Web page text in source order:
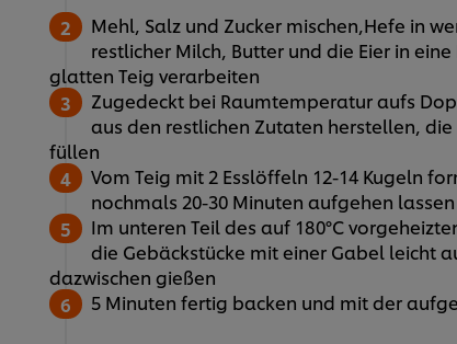
Mehl, Salz und Zucker mischen,Hefe in
restlicher Milch, Butter und die Eier in
glatten Teig verarbeiten
Zugedeckt bei Raumtemperatur aufs
aus den restlichen Zutaten herstellen,
füllen
Vom Teig mit 2 Esslöffeln 12-14 Kugeln
nochmals 20-30 Minuten aufgehen lassen
Im unteren Teil des auf 180°C
die Gebäckstücke mit einer Gabel leicht
dazwischen gießen
5 Minuten fertig backen und mit der